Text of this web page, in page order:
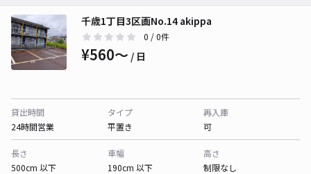
千歳1丁目3区画No.14 akippa
0 / 0件
¥560〜 / 日
貸出時間
24時間営業
タイプ
平置き
再入庫
可
長さ
500cm 以下
車幅
190cm 以下
高さ
制限なし